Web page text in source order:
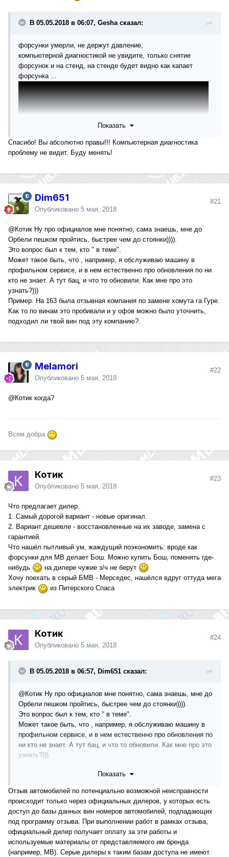
В 05.05.2018 в 06:07, Gesha сказал:
форсунки умерли, не держут давление,
компьютерной диагностикой не увидите, только снятие
форсунок и на стенд, на стенде будет видно как капает
форсунка ...
Показать
Спасибо! Вы абсолютно правы!!! Компьютерная диагностика
проблему не видит. Буду менять!
Dim651
Опубликовано 5 мая, 2018
#21
@Котик Ну про официалов мне понятно, сама знаешь, мне до
Орбели пешком пройтись, быстрее чем до стоянки)))).
Это вопрос был к тем, кто " в теме".
Может такое быть, что , например, я обслуживаю машину в
профильном сервисе, и в нем естественно про обновления по ни
кто не знает. А тут бац, и что то обновили. Как мне про это
узнать?)))
Пример. На 163 была отзывная компания по замене хомута га Гуре.
Как то по винам это пробивали и у офов можно было уточнить,
подходил ли твой вин под эту компанию?.
Melamori
Опубликовано 5 мая, 2018
#22
@Котик когда?
Всем добра
Котик
Опубликовано 5 мая, 2018
#23
Что предлагает дилер.
1. Самый дорогой вариант - новые оригинал.
2. Вариант дешевле - восстановленные на их заводе, замена с
гарантией.
Что нашёл пытливый ум, жаждущий поэкономить: вроде как
форсунки для МВ делает Бош. Можно купить Бош, поменять где-
нибудь
на дилере чужие з/ч не берут
Хочу поехать в серый БМВ - Мерседес, нашёлся вдруг оттуда мега
электрик
из Питерского Спаса
Котик
Опубликовано 5 мая, 2018
#24
В 05.05.2018 в 06:57, Dim651 сказал:
@Котик Ну про официалов мне понятно, сама знаешь, мне до
Орбели пешком пройтись, быстрее чем до стоянки)))).
Это вопрос был к тем, кто " в теме".
Может такое быть, что , например, я обслуживаю машину в
профильном сервисе, и в нем естественно про обновления по
ни кто не знает. А тут бац, и что то обновили. Как мне про это
узнать?)))
Гуре. Как то по винам это пробивали и у офов можно было
Показать
Отзыв автомобилей по потенциально возможной неисправности
происходит только через официальных дилеров, у которых есть
доступ до базы данных вин номеров автомобилей, подпадающих
под программу отзыва. При выполнении работ в рамках отзыва,
официальный дилер получает оплату за эти работы и
используемые материалы от представляемого им бренда
(например, МВ). Серые дилеры к таким базам доступа не имеют.